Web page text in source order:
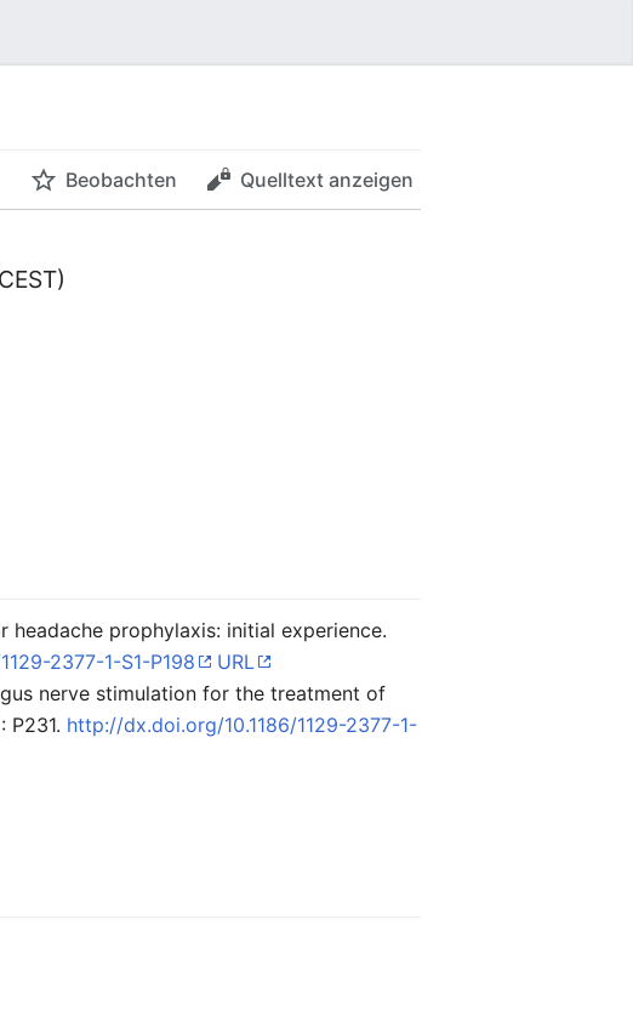
Beobachten Quelltext anzeigen
headache prophylaxis: initial experience.
2377-1-S1-P198
URL
nerve stimulation for the treatment of
P231. http://dx.doi.org/10.1186/1129-2377-1-